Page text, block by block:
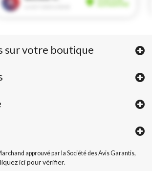
sur votre boutique
approuvé par la Société des Avis Garantis,
ici pour vérifier.